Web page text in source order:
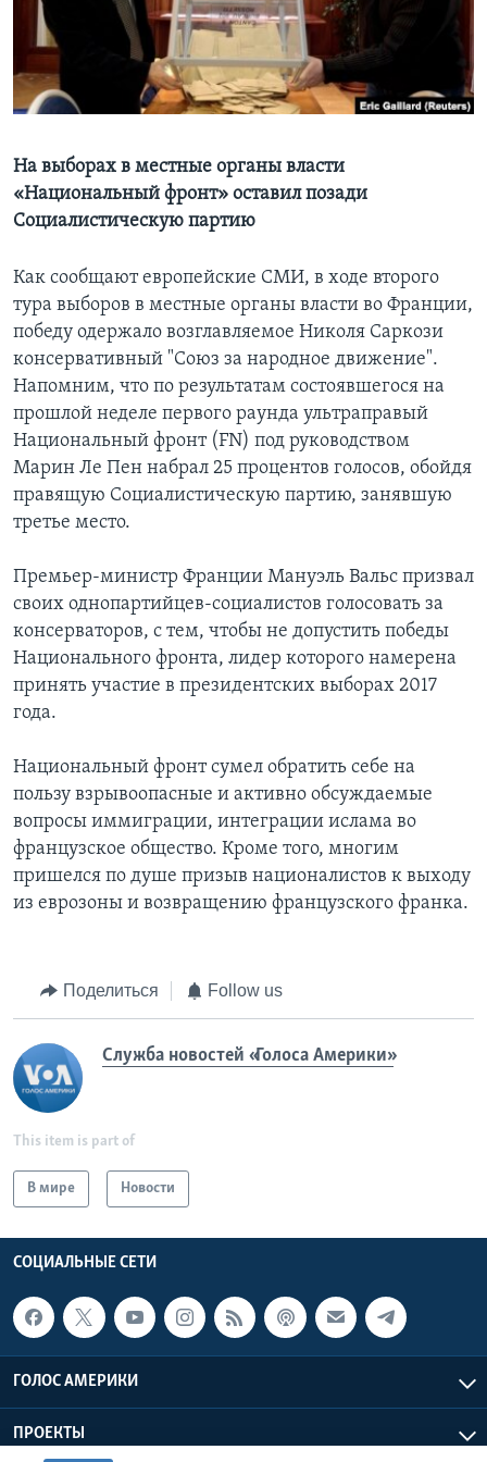
Learning English
СОЦИАЛЬНЫЕ СЕТИ
Языки
На выборах в местные органы власти
«Национальный фронт» оставил позади
Социалистическую партию
Как сообщают европейские СМИ, в ходе второго
тура выборов в местные органы власти во Франции,
победу одержало возглавляемое Николя Саркози
консервативный "Союз за народное движение".
Напомним, что по результатам состоявшегося на
прошлой неделе первого раунда ультраправый
Национальный фронт (FN) под руководством
Марин Ле Пен набрал 25 процентов голосов, обойдя
правящую Социалистическую партию, занявшую
третье место.
Премьер-министр Франции Мануэль Вальс призвал
своих однопартийцев-социалистов голосовать за
консерваторов, с тем, чтобы не допустить победы
Национального фронта, лидер которого намерена
принять участие в президентских выборах 2017
года.
Национальный фронт сумел обратить себе на
пользу взрывоопасные и активно обсуждаемые
вопросы иммиграции, интеграции ислама во
французское общество. Кроме того, многим
пришелся по душе призыв националистов к выходу
из еврозоны и возвращению французского франка.
Поделиться Follow us
Служба новостей «Голоса Америки»
This item is part of
В мире Новости
СОЦИАЛЬНЫЕ СЕТИ
ГОЛОС АМЕРИКИ
ПРОЕКТЫ